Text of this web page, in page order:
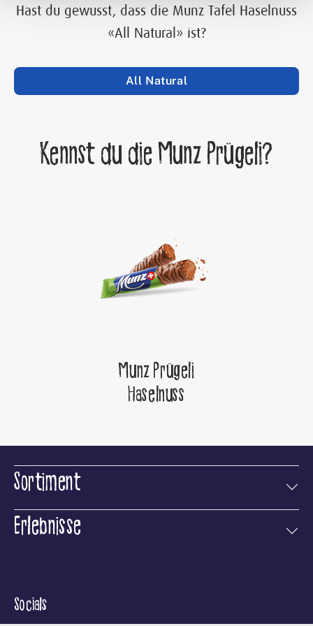
Hast du gewusst, dass die Munz Tafel Haselnuss
«All Natural» ist?
All Natural
Kennst du die Munz Prügeli?
Munz Prügeli
Haselnuss
Sortiment
Erlebnisse
Socials